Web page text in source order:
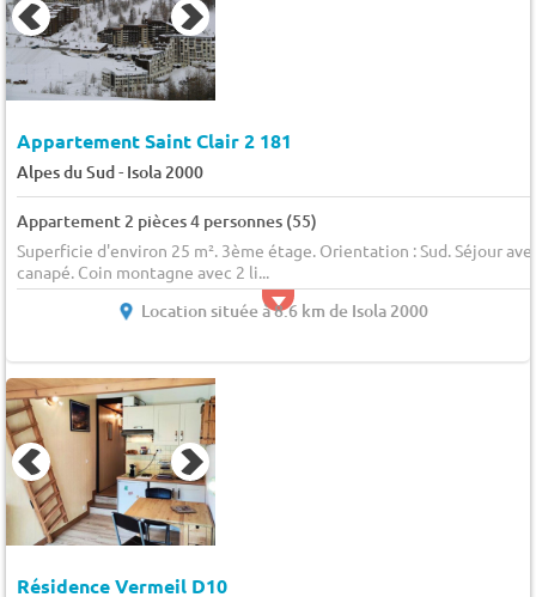
Appartement Saint Clair 2 181
Alpes du Sud- Isola 2000
Appartement 2 pièces 4 personnes (55)
Superficie d'environ 25 m². 3ème étage. Orientation : Sud. Séjour
canapé. Coin montagne avec 2 li...
Location située à 8.6 km de Isola 2000
Résidence Vermeil D10